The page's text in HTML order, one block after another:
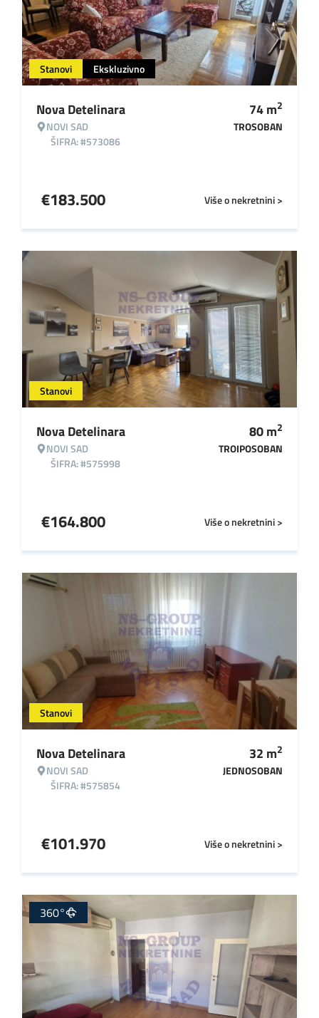
Stanovi Ekskluzivno
Nova Detelinara
NOVI SAD
ŠIFRA: #573086
74m2
TROSOBAN
Više o nekretnini >
€183.500
Stanovi
Nova Detelinara
NOVI SAD
ŠIFRA: #575998
80m2
TROIPOSOBAN
Više o nekretnini >
€164.800
Stanovi
Nova Detelinara
NOVI SAD
ŠIFRA: #575854
32 m2
JEDNOSOBAN
Više o nekretnini >
€101.970
360°